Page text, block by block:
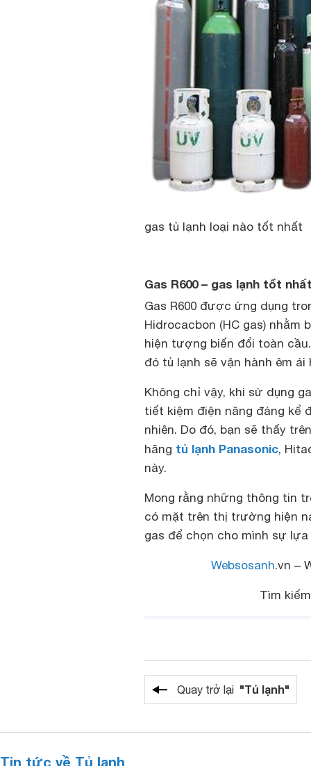
gas tủ lạnh loại nào tốt nhất
Gas R600 – gas lạnh tốt
Gas R600 được ứng dụng
Hidrocacbon (HC gas)
hiện tượng biến đổi toàn
đó tủ lạnh sẽ vận hành êm ái
Không chỉ vậy, khi sử dụng
tiết kiệm điện năng đáng kể
nhiên. Do đó, bạn sẽ thấy
hãng tủ lạnh Panasonic,
này.
Mong rằng những thông tin
có mặt trên thị trường hiện
gas để chọn cho mình sự
Websosanh.vn –
Tìm
Quay trở lại "Tủ lạnh"
Tin tức về Tủ lạnh